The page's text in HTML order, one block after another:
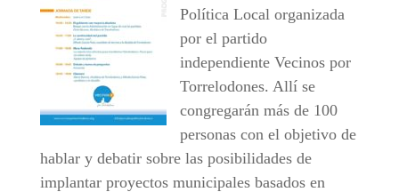
Política Local organizada
por el partido
independiente Vecinos por
Torrelodones. Allí se
congregarán más de 100
personas con el objetivo de
hablar y debatir sobre las posibilidades de
implantar proyectos municipales basados en